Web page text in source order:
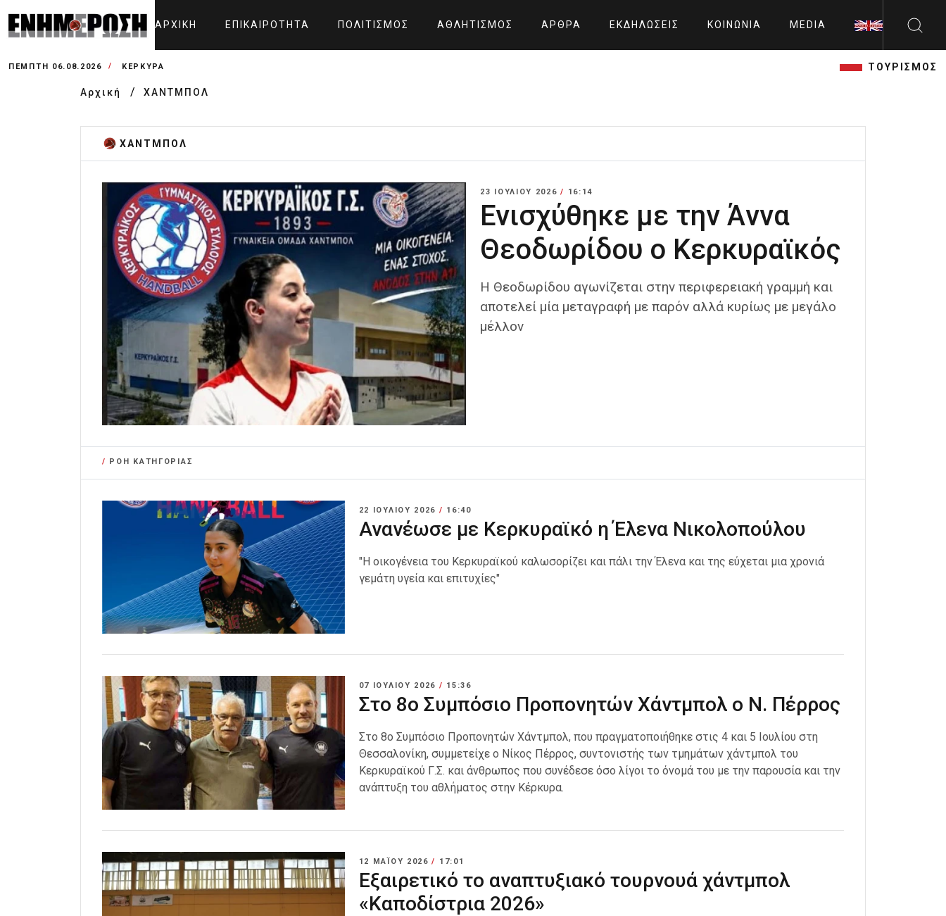
ΑΡΧΙΚΉ ΕΠΙΚΑΙΡΌΤΗΤΑ ΠΟΛΙΤΙΣΜΌΣ ΑΘΛΗΤΙΣΜΌΣ ΆΡΘΡΑ ΕΚΔΗΛΏΣΕΙΣ ΚΟΙΝΩΝΊΑ MEDIA
ΠΈΜΠΤΗ 06.08.2026 ΚΕΡΚΥΡΑ ΤΟΥΡΙΣΜΟΣ
Αρχική ΧΑΝΤΜΠΟΛ
ΧΑΝΤΜΠΟΛ
23 ΙΟΥΛΊΟΥ 2026/ 16:14
Ενισχύθηκε με την Άννα
Θεοδωρίδου ο Κερκυραϊκός
Η Θεοδωρίδου αγωνίζεται στην περιφερειακή γραμμή και
αποτελεί μία μεταγραφή με παρόν αλλά κυρίως με μεγάλο
μέλλον
/ ΡΟΗ ΚΑΤΗΓΟΡΙΑΣ
22 ΙΟΥΛΊΟΥ 2026 / 16:40
Ανανέωσε με Κερκυραϊκό η Έλενα Νικολοπούλου
"Η οικογένεια του Κερκυραϊκού καλωσορίζει και πάλι την Έλενα και της εύχεται μια χρονιά
γεμάτη υγεία και επιτυχίες"
07 ΙΟΥΛΊΟΥ 2026 / 15:36
Στο 8ο Συμπόσιο Προπονητών Χάντμπολ ο Ν. Πέρρος
Στο 8ο Συμπόσιο Προπονητών Χάντμπολ, που πραγματοποιήθηκε στις 4 και 5 Ιουλίου στη
Θεσσαλονίκη, συμμετείχε ο Νίκος Πέρρος, συντονιστής των τμημάτων χάντμπολ του
Κερκυραϊκού Γ.Σ. και άνθρωπος που συνέδεσε όσο λίγοι το όνομά του με την παρουσία και την
ανάπτυξη του αθλήματος στην Κέρκυρα.
12 ΜΑΪ́ΟΥ 2026/ 17:01
Εξαιρετικό το αναπτυξιακό τουρνουά χάντμπολ
«Καποδίστρια 2026»